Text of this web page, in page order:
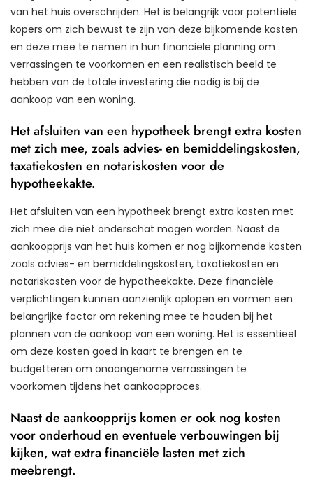
van het huis overschrijden. Het is belangrijk voor potentiële
kopers om zich bewust te zijn van deze bijkomende kosten
en deze mee te nemen in hun financiële planning om
verrassingen te voorkomen en een realistisch beeld te
hebben van de totale investering die nodig is bij de
aankoop van een woning.
Het afsluiten van een hypotheek brengt extra kosten
met zich mee, zoals advies- en bemiddelingskosten,
taxatiekosten en notariskosten voor de
hypotheekakte.
Het afsluiten van een hypotheek brengt extra kosten met
zich mee die niet onderschat mogen worden. Naast de
aankoopprijs van het huis komen er nog bijkomende kosten
zoals advies- en bemiddelingskosten, taxatiekosten en
notariskosten voor de hypotheekakte. Deze financiële
verplichtingen kunnen aanzienlijk oplopen en vormen een
belangrijke factor om rekening mee te houden bij het
plannen van de aankoop van een woning. Het is essentieel
om deze kosten goed in kaart te brengen en te
budgetteren om onaangename verrassingen te
voorkomen tijdens het aankoopproces.
Naast de aankoopprijs komen er ook nog kosten
voor onderhoud en eventuele verbouwingen bij
kijken, wat extra financiële lasten met zich
meebrengt.